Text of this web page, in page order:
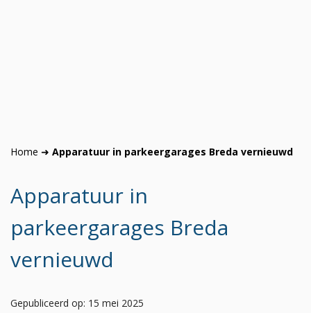
Home ➜ Apparatuur in parkeergarages Breda vernieuwd
Apparatuur in
parkeergarages Breda
vernieuwd
Gepubliceerd op: 15 mei 2025